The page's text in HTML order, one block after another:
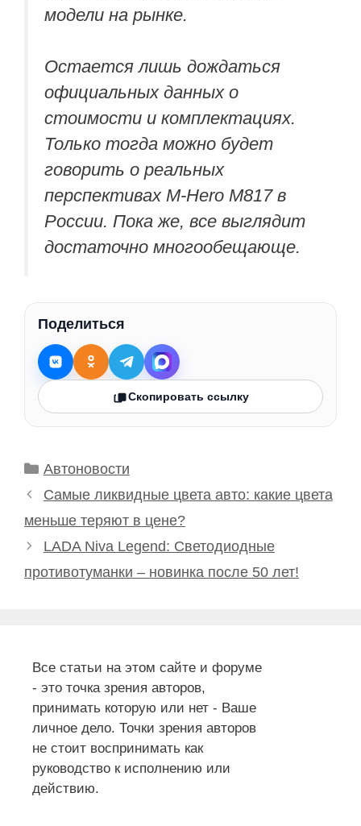
модели на рынке.
Остается лишь дождаться
официальных данных о
стоимости и комплектациях.
Только тогда можно будет
говорить о реальных
перспективах M-Hero M817 в
России. Пока же, все выглядит
достаточно многообещающе.
Поделиться
Скопировать ссылку
Рубрики
Автоновости
Самые ликвидные цвета авто: какие цвета
меньше теряют в цене?
LADA Niva Legend: Светодиодные
противотуманки – новинка после 50 лет!
Все статьи на этом сайте и форуме
- это точка зрения авторов,
принимать которую или нет - Ваше
личное дело. Точки зрения авторов
не стоит воспринимать как
руководство к исполнению или
действию.